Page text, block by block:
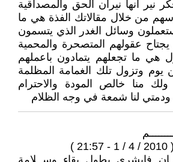
نير انها نيران الحق والمصداقية
من خلال مقالاتك الفذة هي ما
وسائل الغدر الذي يتسمون
عقولهم المتصحرة والمحمية
هي ما تجعلهم يتمادون باعملهم
يوم وتزول تلك الغمامة المظلمة
منا خالص المودة والاحترام
ودمتي لنا شمعة في وجه الظلام